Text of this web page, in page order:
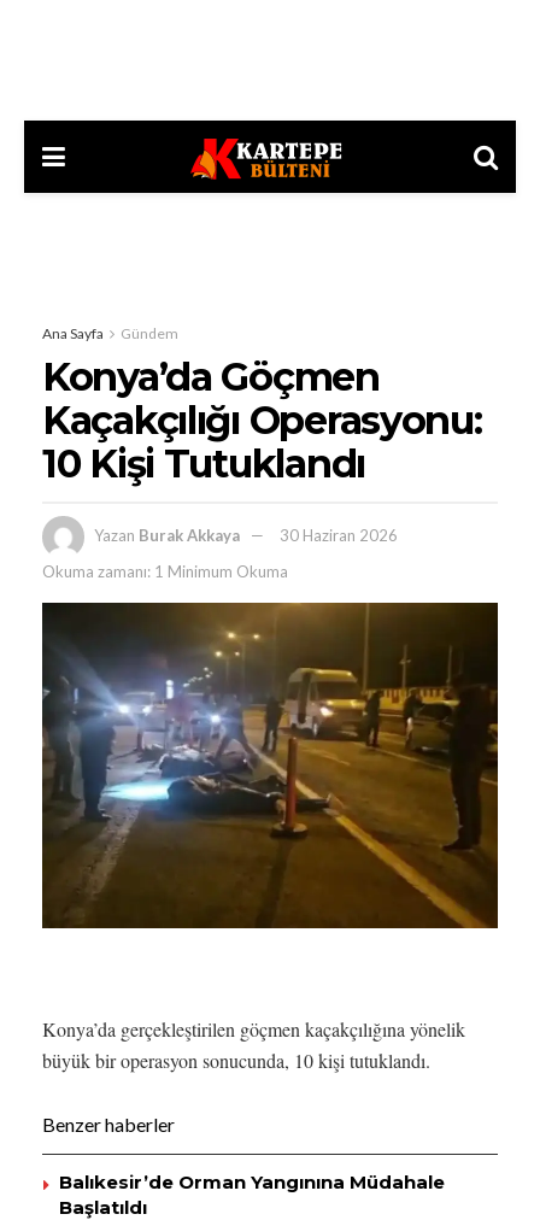
Ana Sayfa Gündem
Konya’da Göçmen
Kaçakçılığı Operasyonu:
10 Kişi Tutuklandı
Yazan Burak Akkaya
30 Haziran 2026
Okuma zamanı: 1 Minimum Okuma
Konya’da gerçekleştirilen göçmen kaçakçılığına yönelik
büyük bir operasyon sonucunda, 10 kişi tutuklandı.
Benzer haberler
Balıkesir’de Orman Yangınına Müdahale
Başlatıldı